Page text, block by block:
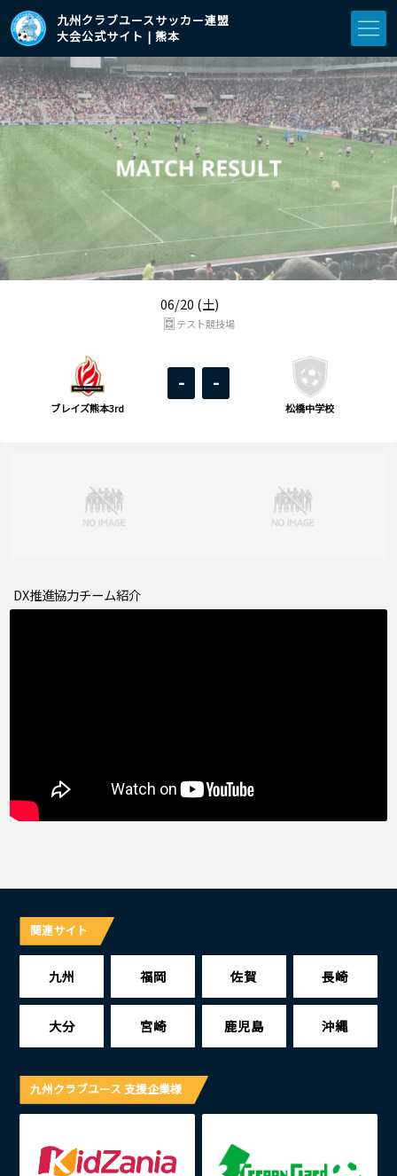
九州クラブユースサッカー連盟
大会公式サイト | 熊本
06/20 (土)
ブレイズ熊本3rd
- -
松橋中学校
テスト競技場
DX推進協力チーム紹介
関連サイト
九州 福岡 佐賀 長崎
大分 宮崎 鹿児島 沖縄
九州クラブユース 支援企業様